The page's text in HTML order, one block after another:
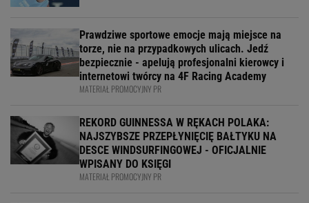
Prawdziwe sportowe emocje mają miejsce na
torze, nie na przypadkowych ulicach. Jedź
bezpiecznie - apelują profesjonalni kierowcy i
internetowi twórcy na 4F Racing Academy
MATERIAŁ PROMOCYJNY PR
REKORD GUINNESSA W RĘKACH POLAKA:
NAJSZYBSZE PRZEPŁYNIĘCIĘ BAŁTYKU NA
DESCE WINDSURFINGOWEJ - OFICJALNIE
WPISANY DO KSIĘGI
MATERIAŁ PROMOCYJNY PR